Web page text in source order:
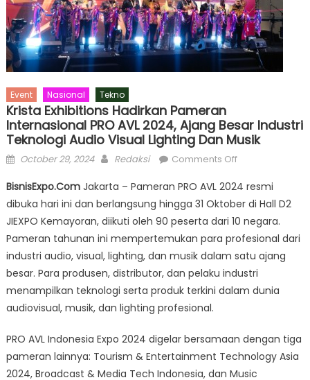
Event Nasional Tekno
Krista Exhibitions Hadirkan Pameran
Internasional PRO AVL 2024, Ajang Besar Industri
Teknologi Audio Visual Lighting Dan Musik
Posted
October 29, 2024 Author
Redaksi Comments Offon
Exhibitions
Hadirkan
Pameran
Internasional
PRO
AVL
2024,
Industri
Teknologi
BisnisExpo.ComJakarta – Pameran PRO AVL 2024 resmi
dibuka hari ini dan berlangsung hingga 31 Oktober di Hall D2
JIEXPO Kemayoran, diikuti oleh 90 peserta dari 10 negara.
Pameran tahunan ini mempertemukan para profesional dari
industri audio, visual, lighting, dan musik dalam satu ajang
besar. Para produsen, distributor, dan pelaku industri
menampilkan teknologi serta produk terkini dalam dunia
audiovisual, musik, dan lighting profesional.
PRO AVL Indonesia Expo 2024 digelar bersamaan dengan tiga
pameran lainnya: Tourism & Entertainment Technology Asia
2024, Broadcast & Media Tech Indonesia, dan Music